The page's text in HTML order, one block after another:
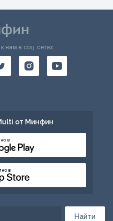
Найти
нам в соц. сетях:
от Минфин
в
в